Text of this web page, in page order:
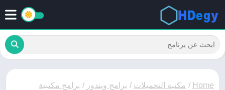
Home
/ مكتبة التحميلات / برامج ويندوز / برامج مكتبية